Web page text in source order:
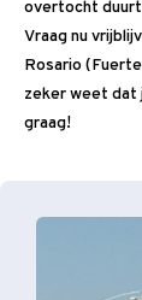
overtocht duurt
Vraag nu
Rosario
zeker weet dat
graag!